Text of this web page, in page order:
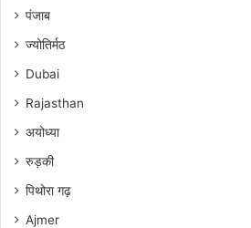
पंजाब
ज्योतिर्मठ
Dubai
Rajasthan
अयोध्या
रुड़की
पिथोरा गढ़
Ajmer